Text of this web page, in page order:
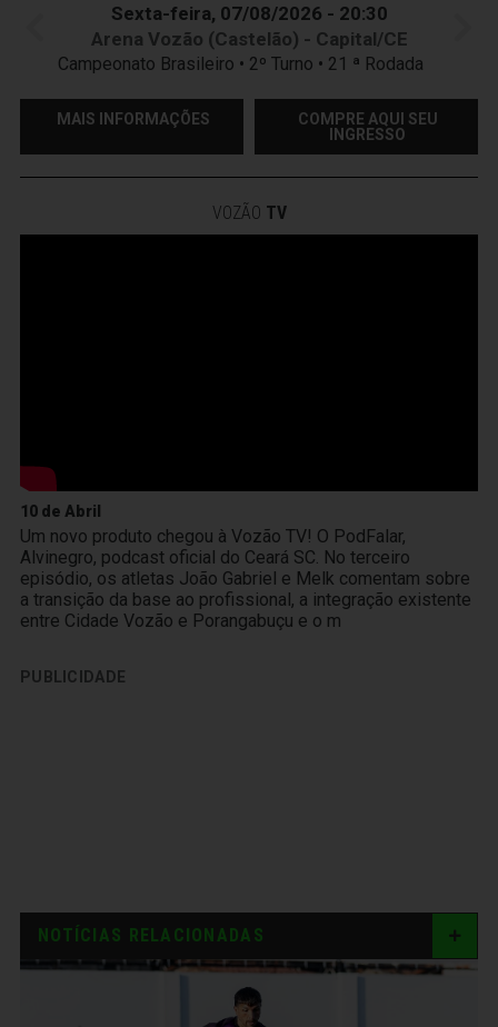
Sexta-feira, 07/08/2026 - 20:30
Arena Vozão (Castelão) - Capital/CE
Campeonato Brasileiro • 2º Turno • 21 ª Rodada
MAIS INFORMAÇÕES
COMPRE AQUI SEU
INGRESSO
VOZÃO TV
10 de Abril
Um novo produto chegou à Vozão TV! O PodFalar,
Alvinegro, podcast oficial do Ceará SC. No terceiro
episódio, os atletas João Gabriel e Melk comentam sobre
a transição da base ao profissional, a integração existente
entre Cidade Vozão e Porangabuçu e o m
PUBLICIDADE
NOTÍCIAS RELACIONADAS